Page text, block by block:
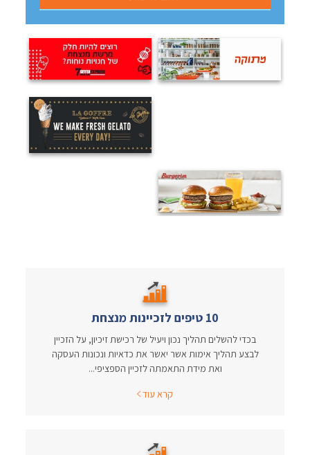
10 טיפים לזכיינות מנצחת
בכדי להשלים תהליך נכון ויעיל של רכישת זיכיון, על הזכיין
לבצע תהליך אימות אשר יאשר את כדאיות ונכונות העסקה
ואת מידת התאמתה לזכיין הספציפי...
קרא עוד